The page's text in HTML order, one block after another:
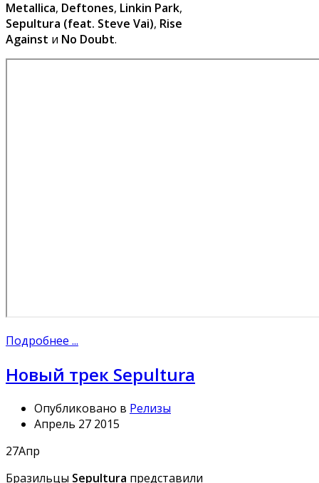
Metallica, Deftones, Linkin Park,
Sepultura (feat. Steve Vai), Rise
Against и No Doubt.
Подробнее ...
Новый трек Sepultura
Опубликовано в Релизы
Апрель 27 2015
27Апр
Бразильцы Sepultura представили